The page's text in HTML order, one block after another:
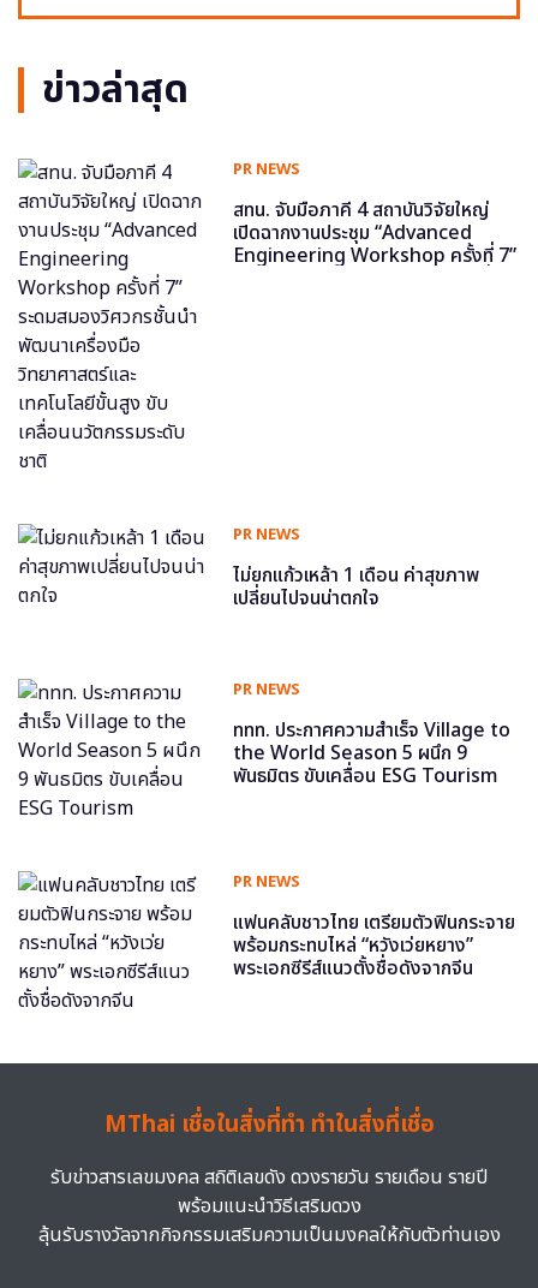
ข่าวล่าสุด
PR NEWS
สทน. จับมือภาคี 4 สถาบันวิจัยใหญ่
เปิดฉากงานประชุม “Advanced
Engineering Workshop ครั้งที่ 7”
PR NEWS
ไม่ยกแก้วเหล้า 1 เดือน ค่าสุขภาพ
เปลี่ยนไปจนน่าตกใจ
PR NEWS
ททท. ประกาศความสำเร็จ Village to
the World Season 5 ผนึก 9
พันธมิตร ขับเคลื่อน ESG Tourism
PR NEWS
แฟนคลับชาวไทย เตรียมตัวฟินกระจาย
พร้อมกระทบไหล่ “หวังเว่ยหยาง”
พระเอกซีรีส์แนวตั้งชื่อดังจากจีน
MThai เชื่อในสิ่งที่ทำ ทำในสิ่งที่เชื่อ
รับข่าวสารเลขมงคล สถิติเลขดัง ดวงรายวัน รายเดือน รายปี
พร้อมแนะนำวิธีเสริมดวง
ลุ้นรับรางวัลจากกิจกรรมเสริมความเป็นมงคลให้กับตัวท่านเอง